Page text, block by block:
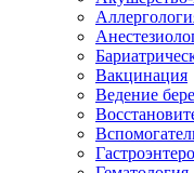
Вакцинация
Ведение